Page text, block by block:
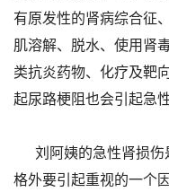
有原发性的肾病综合征
肌溶解、脱水、使用肾
类抗炎药物、化疗及靶
起尿路梗阻也会引起急
刘阿姨的急性肾损伤
格外要引起重视的一个